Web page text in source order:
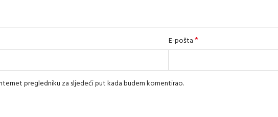
E-pošta*
pregledniku za sljedeći put kada budem komentirao.